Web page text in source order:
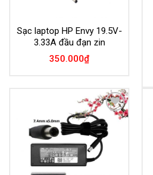
Sạc laptop HP Envy 19.5V-
3.33A đầu đạn zin
350.000₫
Add to
Wishlist